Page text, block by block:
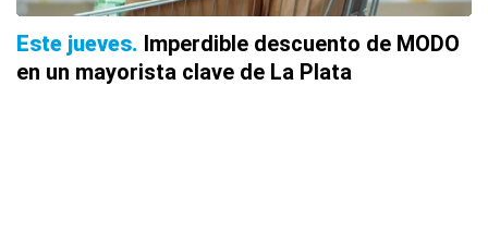
Este jueves Imperdible descuento de MODO
en un mayorista clave de La Plata